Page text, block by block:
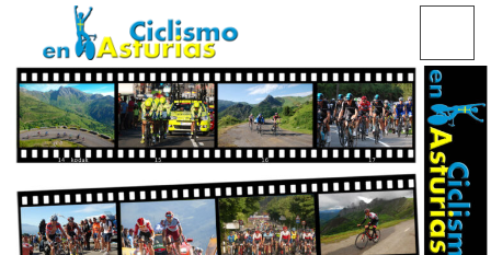
CICLISMO EN ASTURIAS